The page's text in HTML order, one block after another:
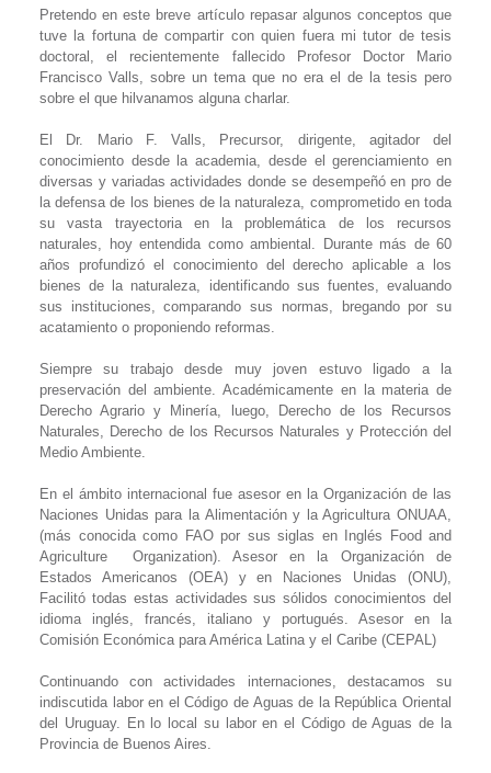
Pretendo en este breve artículo repasar algunos conceptos que
tuve la fortuna de compartir con quien fuera mi tutor de tesis
doctoral, el recientemente fallecido Profesor Doctor Mario
Francisco Valls, sobre un tema que no era el de la tesis pero
sobre el que hilvanamos alguna charlar.
El Dr. Mario F. Valls, Precursor, dirigente, agitador del
conocimiento desde la academia, desde el gerenciamiento en
diversas y variadas actividades donde se desempeñó en pro de
la defensa de los bienes de la naturaleza, comprometido en toda
su vasta trayectoria en la problemática de los recursos
naturales, hoy entendida como ambiental. Durante más de 60
años profundizó el conocimiento del derecho aplicable a los
bienes de la naturaleza, identificando sus fuentes, evaluando
sus instituciones, comparando sus normas, bregando por su
acatamiento o proponiendo reformas.
Siempre su trabajo desde muy joven estuvo ligado a la
preservación del ambiente. Académicamente en la materia de
Derecho Agrario y Minería, luego, Derecho de los Recursos
Naturales, Derecho de los Recursos Naturales y Protección del
Medio Ambiente.
En el ámbito internacional fue asesor en la Organización de las
Naciones Unidas para la Alimentación y la Agricultura ONUAA,
(más conocida como FAO por sus siglas en Inglés Food and
Agriculture
Organization). Asesor en la Organización de
Estados Americanos (OEA) y en Naciones Unidas (ONU),
Facilitó todas estas actividades sus sólidos conocimientos del
idioma inglés, francés, italiano y portugués. Asesor en la
Comisión Económica para América Latina y el Caribe (CEPAL)
Continuando con actividades internaciones, destacamos su
indiscutida labor en el Código de Aguas de la República Oriental
del Uruguay. En lo local su labor en el Código de Aguas de la
Provincia de Buenos Aires.